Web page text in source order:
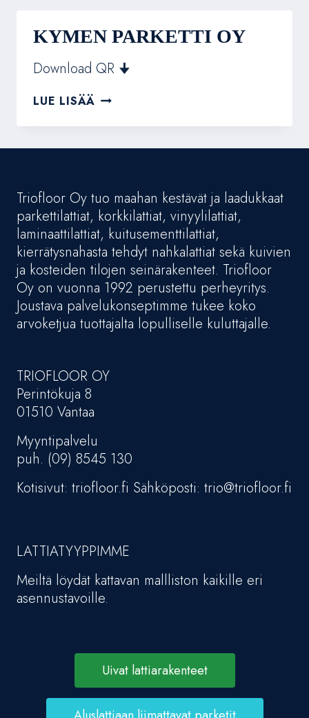
KYMEN PARKETTI OY
Download QR 🠋
LUE LISÄÄ KYMEN
OY
Triofloor Oy tuo maahan kestävät ja laadukkaat
parkettilattiat, korkkilattiat, vinyylilattiat,
laminaattilattiat, kuitusementtilattiat,
kierrätysnahasta tehdyt nahkalattiat sekä kuivien
ja kosteiden tilojen seinärakenteet. Triofloor
Oy on vuonna 1992 perustettu perheyritys.
Joustava palvelukonseptimme tukee koko
arvoketjua tuottajalta lopulliselle kuluttajalle.
TRIOFLOOR OY
Perintökuja 8
01510 Vantaa
Myyntipalvelu
puh. (09) 8545 130
Kotisivut: triofloor.fi Sähköposti: trio@triofloor.fi
LATTIATYYPPIMME
Meiltä löydät kattavan mallliston kaikille eri
asennustavoille.
Uivat lattiarakenteet